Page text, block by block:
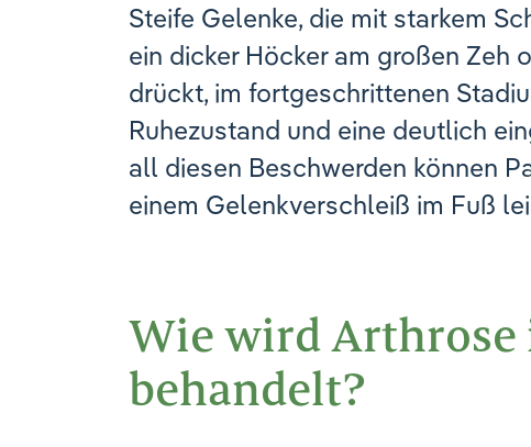
Steife Gelenke, die mit starkem
ein dicker Höcker am großen Zeh
drückt, im fortgeschrittenen
Ruhezustand und eine deutlich
all diesen Beschwerden können
einem Gelenkverschleiß im Fuß
Wie wird Arthrose
behandelt?